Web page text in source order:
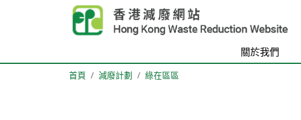
Skip to main content
關於我們
首頁 減廢計劃 綠在區區